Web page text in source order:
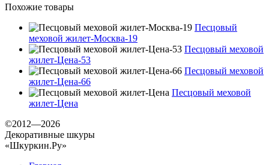
Похожие товары
Песцовый
меховой жилет-Москва-19
Песцовый меховой
жилет-Цена-53
Песцовый меховой
жилет-Цена-66
Песцовый меховой
жилет-Цена
©2012—2026
Декоративные шкуры
«Шкуркин.Ру»